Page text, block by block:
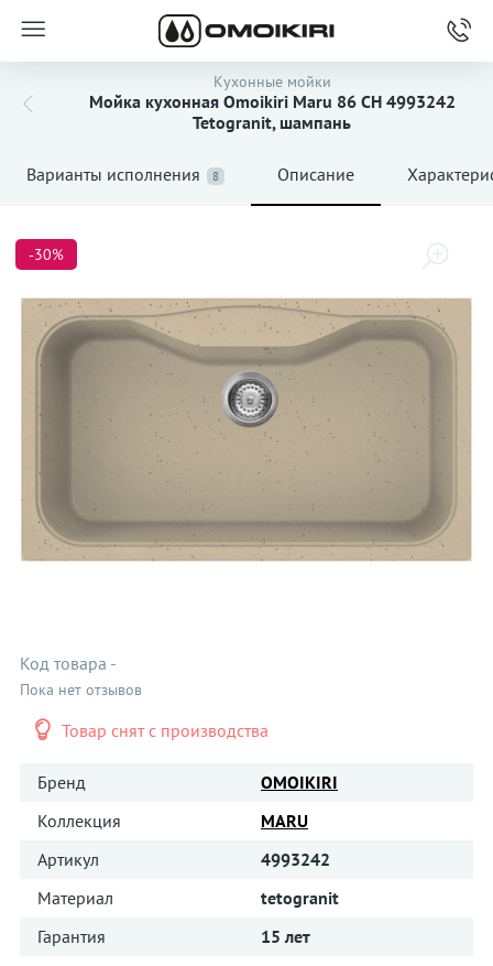
Кухонные мойки
Мойка кухонная Omoikiri Maru 86 CH 4993242
Tetogranit, шампань
Варианты исполнения 8 Описание
-30%
Код товара -
Пока нет отзывов
Товар снят с производства
Бренд
OMOIKIRI
Коллекция
MARU
Артикул
4993242
Материал
tetogranit
Гарантия
15 лет